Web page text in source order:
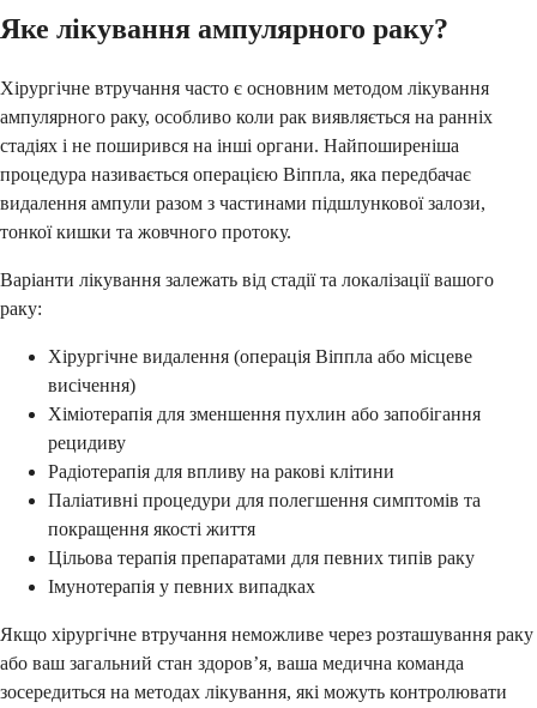
Яке лікування ампулярного раку?
Хірургічне втручання часто є основним методом лікування
ампулярного раку, особливо коли рак виявляється на ранніх
стадіях і не поширився на інші органи. Найпоширеніша
процедура називається операцією Віппла, яка передбачає
видалення ампули разом з частинами підшлункової залози,
тонкої кишки та жовчного протоку.
Варіанти лікування залежать від стадії та локалізації вашого
раку:
Хірургічне видалення (операція Віппла або місцеве
висічення)
Хіміотерапія для зменшення пухлин або запобігання
рецидиву
Радіотерапія для впливу на ракові клітини
Паліативні процедури для полегшення симптомів та
покращення якості життя
Цільова терапія препаратами для певних типів раку
Імунотерапія у певних випадках
Якщо хірургічне втручання неможливе через розташування раку
або ваш загальний стан здоров’я, ваша медична команда
зосередиться на методах лікування, які можуть контролювати